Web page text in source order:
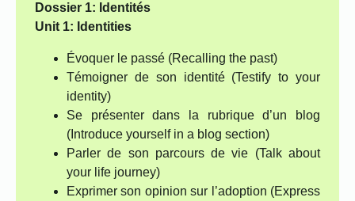
Dossier 1: Identités
Unit 1: Identities
Évoquer le passé (Recalling the past)
Témoigner de son identité (Testify to your
identity)
Se présenter dans la rubrique d’un blog
(Introduce yourself in a blog section)
Parler de son parcours de vie (Talk about
your life journey)
Exprimer son opinion sur l’adoption (Express